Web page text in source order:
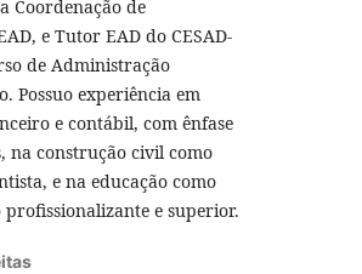
Coordenação de
e Tutor EAD do CESAD-
de Administração
Possuo experiência em
e contábil, com ênfase
na construção civil como
e na educação como
e superior.